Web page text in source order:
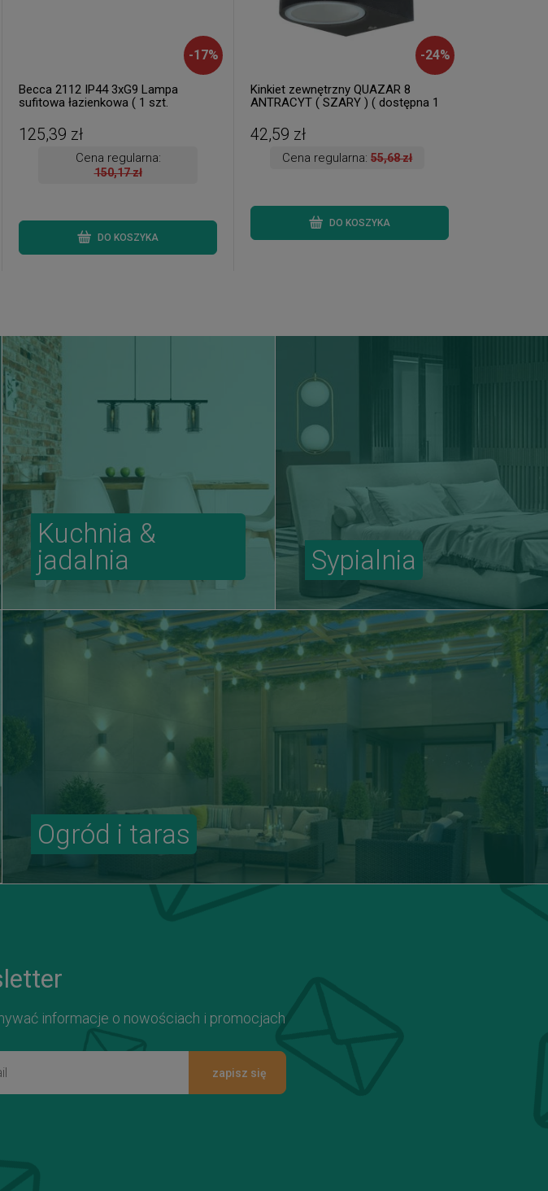
-17%
Becca 2112 IP44 3xG9 Lampa
sufitowa łazienkowa ( 1 szt.
125,39 zł
Cena regularna:
150,17 zł
DO KOSZYKA
-24%
Kinkiet zewnętrzny QUAZAR 8
ANTRACYT ( SZARY ) ( dostępna 1
42,59 zł
Cena regularna:55,68 zł
DO KOSZYKA
Kuchnia &
jadalnia
Sypialnia
Ogród i taras
informacje o nowościach i promocjach
zapisz się